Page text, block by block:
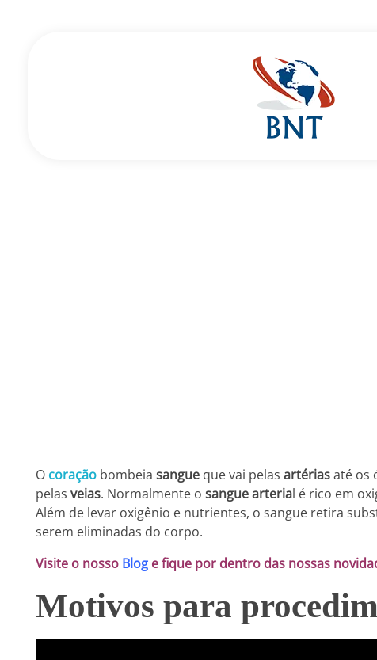
O coração bombeia sangue que vai pelas artériasaté os
pelas veias. Normalmente o sangue arterial é rico em
Além de levar oxigênio e nutrientes, o sangue retira
serem eliminadas do corpo.
Visite o nosso Blog e fique por dentro das nossas
Motivos para